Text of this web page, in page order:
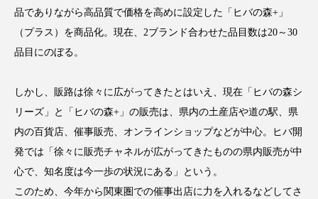
サロン経営
スカルプ クレンジング 頻度 スカルプケア
スキンケア
スキンケアルーティン ストレス スパ
スマートウォッチ スマートパッチ
品でありながら高品質で価格を高めに設定した「ヒバの森+」
（プラス）を商品化。現在、2ブランド合わせた品目数は20～30
品目にのぼる。
しかし、販路は徐々に広がってきたとはいえ、現在「ヒバの森シ
リーズ」と「ヒバの森+」の販売は、県内の土産店や道の駅、県
内の百貨店、催事販売、オンラインショップなどが中心。ヒバ開
発では「徐々に販売チャネルが広がってきたものの県内販売が中
心で、知名度は今一歩の状況にある」という。
このため、今年から関東圏での催事出店に力を入れるなどしてさ